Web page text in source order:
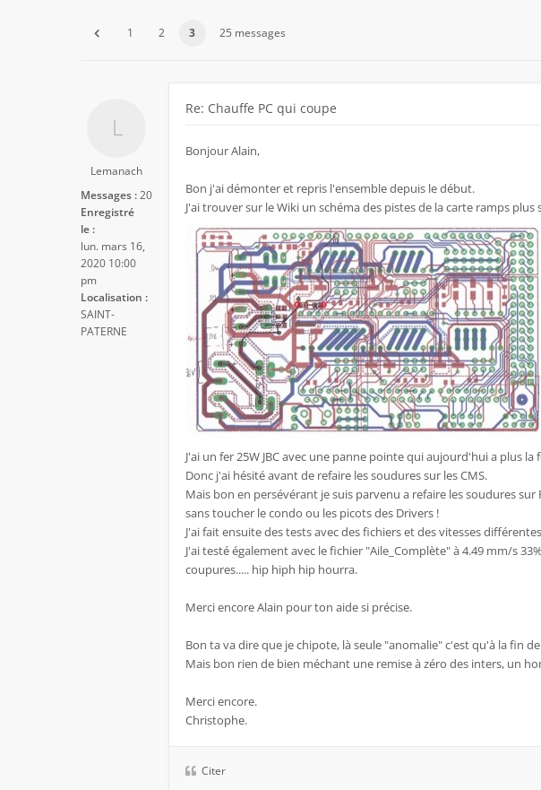
1 2 3 25 messages
Lemanach
Messages :20
Enregistré
le :
lun. mars 16,
2020 10:00
pm
Localisation :
SAINT-
PATERNE
Re: Chauffe PC qui coupe
Bonjour Alain,
Bon j'ai démonter et repris l'ensemble depuis le début.
J'ai trouver sur le Wiki un schéma des pistes de la carte ramps
J'ai un fer 25W JBC avec une panne pointe qui aujourd'hui a plus
Donc j'ai hésité avant de refaire les soudures sur les CMS.
Mais bon en persévérant je suis parvenu a refaire les soudures sur
sans toucher le condo ou les picots des Drivers !
J'ai fait ensuite des tests avec des fichiers et des vitesses
J'ai testé également avec le fichier "Aile_Complète" à 4.49 mm/s
coupures..... hip hiph hip hourra.
Merci encore Alain pour ton aide si précise.
Bon ta va dire que je chipote, là seule "anomalie" c'est qu'à la fin
Mais bon rien de bien méchant une remise à zéro des inters, un
Merci encore.
Christophe.
Citer